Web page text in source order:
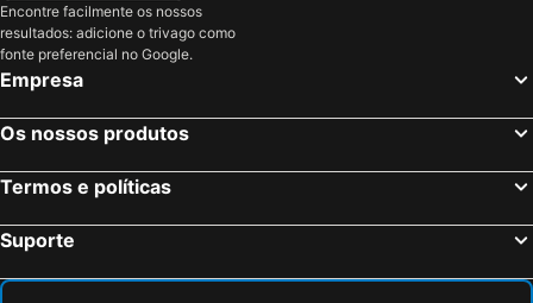
Encontre facilmente os nossos
resultados: adicione o trivago como
fonte preferencial no Google.
Empresa
Os nossos produtos
Termos e políticas
Suporte